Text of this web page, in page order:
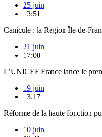
25 juin
13:51
Canicule : la Région Île-de-
21 juin
17:08
L’UNICEF France lance le
19 juin
13:17
Réforme de la haute fonction
10 juin